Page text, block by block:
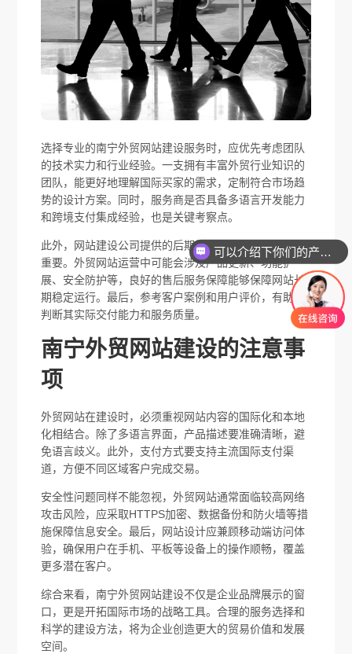
选择专业的南宁外贸网站建设服务时，应优先考虑团队
的技术实力和行业经验。一支拥有丰富外贸行业知识的
团队，能更好地理解国际买家的需求，定制符合市场趋
势的设计方案。同时，服务商是否具备多语言开发能力
和跨境支付集成经验，也是关键考察点。
此外，网站建设公司提供的后期维护与技术支持也非常
重要。外贸网站运营中可能会涉及产品更新、功能扩
展、安全防护等，良好的售后服务保障能够保障网站长
期稳定运行。最后，参考客户案例和用户评价，有助于
判断其实际交付能力和服务质量。
南宁外贸网站建设的注意事
项
外贸网站在建设时，必须重视网站内容的国际化和本地
化相结合。除了多语言界面，产品描述要准确清晰，避
免语言歧义。此外，支付方式要支持主流国际支付渠
道，方便不同区域客户完成交易。
安全性问题同样不能忽视，外贸网站通常面临较高网络
攻击风险，应采取HTTPS加密、数据备份和防火墙等措
施保障信息安全。最后，网站设计应兼顾移动端访问体
验，确保用户在手机、平板等设备上的操作顺畅，覆盖
更多潜在客户。
综合来看，南宁外贸网站建设不仅是企业品牌展示的窗
口，更是开拓国际市场的战略工具。合理的服务选择和
科学的建设方法，将为企业创造更大的贸易价值和发展
空间。